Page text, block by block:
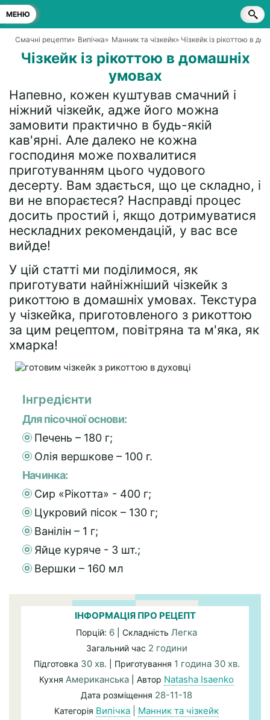
МЕНЮ
Смачні рецепти» Випічка» Манник та чізкейк» Чізкейк із рікоттою в
Чізкейк із рікоттою в домашніх
умовах
Напевно, кожен куштував смачний і
ніжний чізкейк, адже його можна
замовити практично в будь-якій
кав'ярні. Але далеко не кожна
господиня може похвалитися
приготуванням цього чудового
десерту. Вам здається, що це складно, і
ви не впораєтеся? Насправді процес
досить простий і, якщо дотримуватися
нескладних рекомендацій, у вас все
вийде!
У цій статті ми поділимося, як
приготувати найніжніший чізкейк з
рикоттою в домашніх умовах. Текстура
у чізкейка, приготовленого з рикоттою
за цим рецептом, повітряна та м'яка, як
хмарка!
Інгредієнти
Для пісочної основи:
Печень – 180 г;
Олія вершкове – 100 г.
Начинка:
Сир «Рікотта» - 400 г;
Цукровий пісок – 130 г;
Ванілін – 1 г;
Яйце куряче - 3 шт.;
Вершки – 160 мл
ІНФОРМАЦІЯ ПРО РЕЦЕПТ
Порцій: 6 | Складність Легка
Загальний час 2 години
Підготовка 30 хв. | Приготування 1 година 30 хв.
Кухня Американська | Автор Natasha Isaenko
Дата розміщення 28-11-18
Категорія Випічка Манник та чізкейк